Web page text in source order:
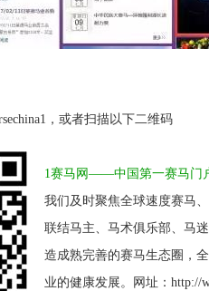
，或者扫描以下二维码
1赛马网——中国第一赛马门
我们及时聚焦全球速度赛马
联结马主、马术俱乐部、马
造成熟完善的赛马生态圈，
业的健康发展。网址：http://